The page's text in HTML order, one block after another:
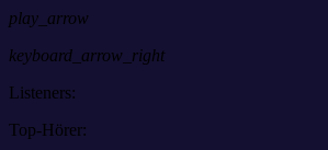
play_arrow
keyboard_arrow_right
Listeners:
Top-Hörer: